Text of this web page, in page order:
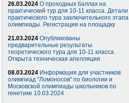
26.03.2024 О проходных баллах на
практический тур для 10-11 класса. Детали
практического тура заключительного этапа
олимпиады. Регистрация на площадку
21.03.2024 Опубликованы
предварительные результаты
теоретического тура для 10-11 класса.
Открыта техническая апелляция
08.03.2024 Информация для участников
олимпиад "Ломоносов" по биологии и
Московской олимпиады школьников по
генетике 10.03.2024